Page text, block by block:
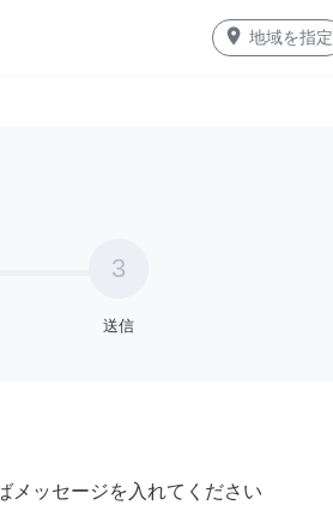
place 地域を指定
3
送信
メッセージを入れてください